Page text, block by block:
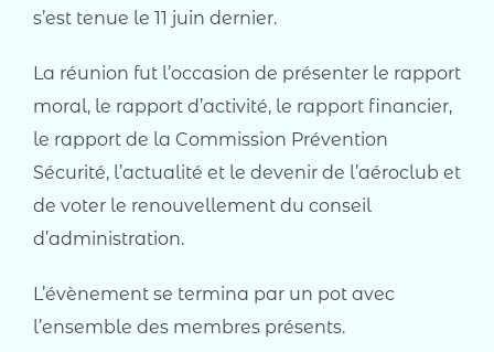
s’est tenue le 11 juin dernier.
La réunion fut l’occasion de présenter le rapport
moral, le rapport d’activité, le rapport financier,
le rapport de la Commission Prévention
Sécurité, l’actualité et le devenir de l’aéroclub et
de voter le renouvellement du conseil
d’administration.
L’évènement se termina par un pot avec
l’ensemble des membres présents.